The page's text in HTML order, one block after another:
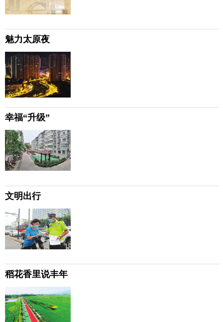
魅力太原夜
幸福“升级”
文明出行
稻花香里说丰年